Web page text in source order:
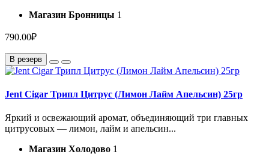
Магазин Бронницы 1
790.00₽
В резерв
Jent Cigar Трипл Цитрус (Лимон Лайм Апельсин) 25гр
Яркий и освежающий аромат, объединяющий три главных
цитрусовых — лимон, лайм и апельсин...
Магазин Холодово 1